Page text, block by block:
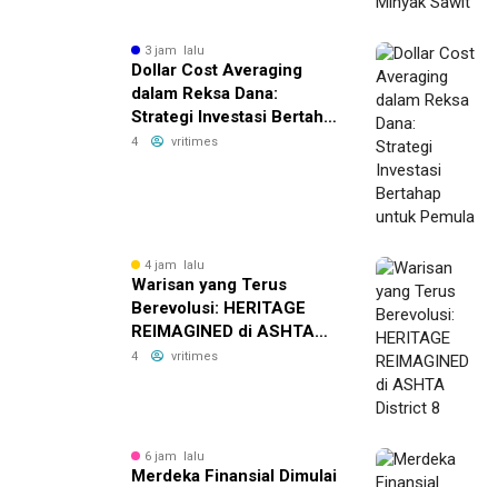
3 jam lalu
Dollar Cost Averaging
dalam Reksa Dana:
Strategi Investasi Bertahap
untuk Pemula
4 vritimes
4 jam lalu
Warisan yang Terus
Berevolusi: HERITAGE
REIMAGINED di ASHTA
District 8
4 vritimes
6 jam lalu
Merdeka Finansial Dimulai